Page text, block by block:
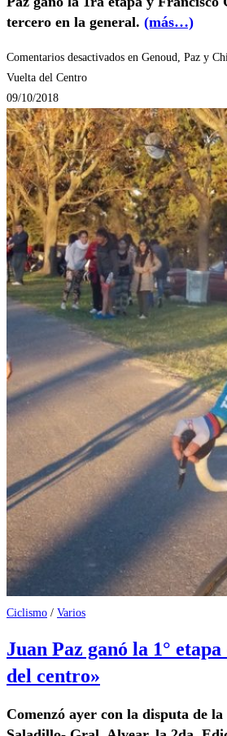
tercero en la general. (más…)
Comentarios desactivados en Genoud, Paz y
Vuelta del Centro
09/10/2018
Ciclismo / Varios
Juan Paz ganó la 1°
del centro»
Comenzó ayer con la disputa de